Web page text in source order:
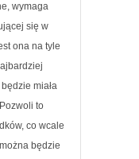
wymaga
się w
ona na tyle
miała
to
co wcale
będzie